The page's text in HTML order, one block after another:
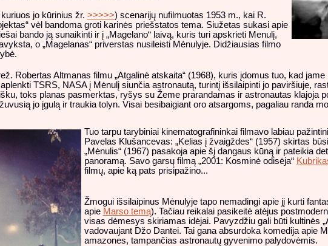
jo kūrinius žr. >>>>>) scenarijų nufilmuotas 1953 m., kai R.
vėl bandoma groti karinės priešstatos tema. Siužetas sukasi apie
bando ją sunaikinti ir į „Magelano“ laivą, kuris turi apskrieti Menulį,
o „Magelanas“ priverstas nusileisti Mėnulyje. Didžiausias filmo
Robertas Altmanas filmu „Atgalinė atskaita“ (1968), kuris įdomus tuo, kad
TSRS, NASA į Mėnulį siunčia astronautą, turintį išsilaipinti jo paviršiuje,
toks planas pasmerktas, ryšys su Žeme prarandamas ir astronautas klajoja
jo įgulą ir traukia tolyn. Visai besibaigiant oro atsargoms, pagaliau randa
Tuo tarpu tarybiniai kinematografininkai filmavo labiau
Pavelas Klušancevas: „Kelias į žvaigždes“ (1957) skirtas
„Mėnulis“ (1967) pasakoja apie šį dangaus kūną ir pateikia
panoramą. Savo garsų filmą „2001: Kosminė odisėja“
filmų, apie ką pats prisipažino...
Žmogui išsilaipinus Mėnulyje tapo nemadingi apie jį kurti
apie Marso temą). Tačiau reikalai pasikeitė atėjus
visas dėmesys skiriamas idėjai. Pavyzdžiu gali būti kultinės
vadovaujant Džo Dantei. Tai gana absurdoka komedija apie
amazones, tampančias astronautų gyvenimo palydovėmis.